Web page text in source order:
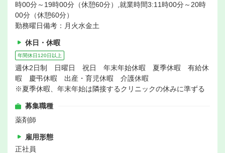
時00分～19時00分（休憩60分）,就業時間3:11時00分～20時
00分（休憩60分）
勤務曜日備考：月火水金土
休日・休暇
年間休日120日以上
週休2日制 日曜日 祝日 年末年始休暇 夏季休暇 有給休
暇 慶弔休暇 出産・育児休暇 介護休暇
※夏季休暇、年末年始は隣接するクリニックの休みに準ずる
募集職種
薬剤師
雇用形態
正社員